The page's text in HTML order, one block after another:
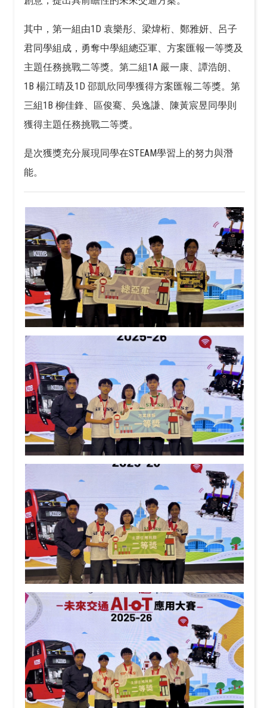
其中，第一組由1D 袁樂彤、梁煒桁、鄭雅妍、呂子
君同學組成，勇奪中學組總亞軍、方案匯報一等獎及
主題任務挑戰二等獎。第二組1A 嚴一康、譚浩朗、
1B 楊江晴及1D 邵凱欣同學獲得方案匯報二等獎。第
三組1B 柳佳鋒、區俊騫、吳逸謙、陳黃宸昱同學則
獲得主題任務挑戰二等獎。
是次獲獎充分展現同學在STEAM學習上的努力與潛
能。